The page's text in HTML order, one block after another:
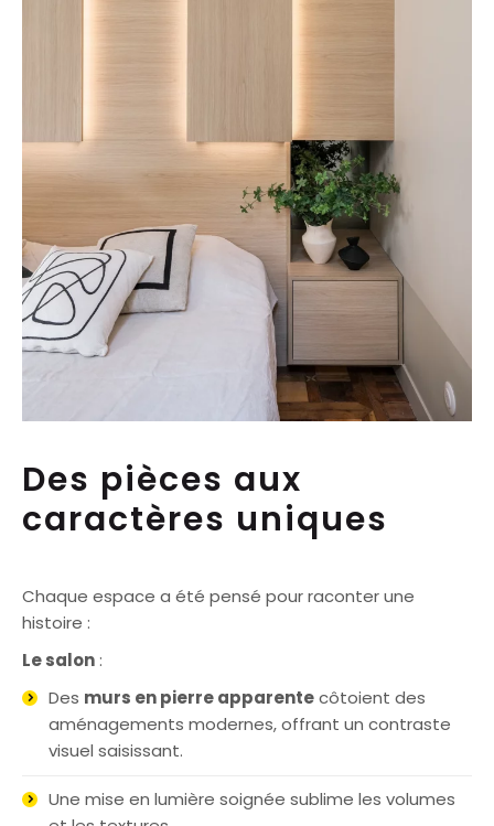
Des pièces aux
caractères uniques
Chaque espace a été pensé pour raconter une
histoire :
Le salon:
Des murs en pierre apparentecôtoient des
aménagements modernes, offrant un contraste
visuel saisissant.
Une mise en lumière soignée sublime les volumes